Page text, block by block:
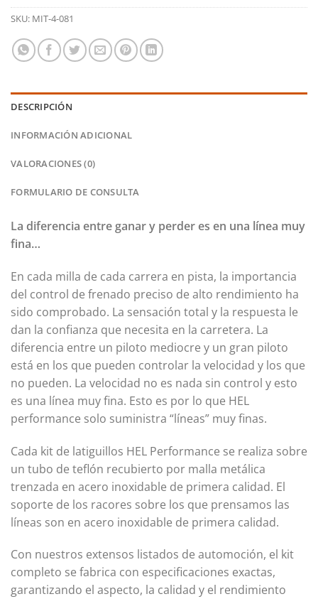
SKU: MIT-4-081
DESCRIPCIÓN
INFORMACIÓN ADICIONAL
VALORACIONES (0)
FORMULARIO DE CONSULTA
La diferencia entre ganar y perder es en una línea muy
fina…
En cada milla de cada carrera en pista, la importancia
del control de frenado preciso de alto rendimiento ha
sido comprobado. La sensación total y la respuesta le
dan la confianza que necesita en la carretera. La
diferencia entre un piloto mediocre y un gran piloto
está en los que pueden controlar la velocidad y los que
no pueden. La velocidad no es nada sin control y esto
es una línea muy fina. Esto es por lo que HEL
performance solo suministra “líneas” muy finas.
Cada kit de latiguillos HEL Performance se realiza sobre
un tubo de teflón recubierto por malla metálica
trenzada en acero inoxidable de primera calidad. El
soporte de los racores sobre los que prensamos las
líneas son en acero inoxidable de primera calidad.
Con nuestros extensos listados de automoción, el kit
completo se fabrica con especificaciones exactas,
garantizando el aspecto, la calidad y el rendimiento